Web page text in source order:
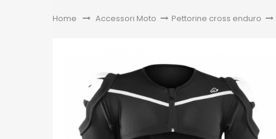
Home &gt;Accessori Moto > Pettorine cross enduro >